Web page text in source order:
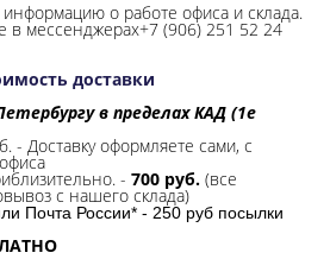
информацию о работе офиса и склада.
в мессенджерах+7 (906) 251 52 24
доставки
в пределах КАД (1е
- Доставку оформляете сами, с
- 700 руб. (все
с нашего склада)
Почта России* - 250 руб посылки